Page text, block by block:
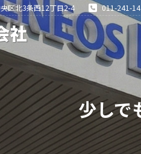
区北3条西12丁目2-4 011-241-
少しで